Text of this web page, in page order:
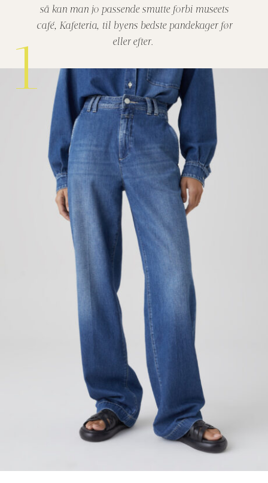
så kan man jo passende smutte forbi museets
café, Kafeteria, til byens bedste pandekager før
eller efter.
1